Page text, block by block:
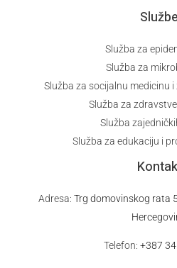
Službe
Služba za
Služba za
Služba za socijalnu medicinu
Služba za
Služba
Služba za edukaciju i
Adresa: Trg domovinskog rata
Telefon: +387